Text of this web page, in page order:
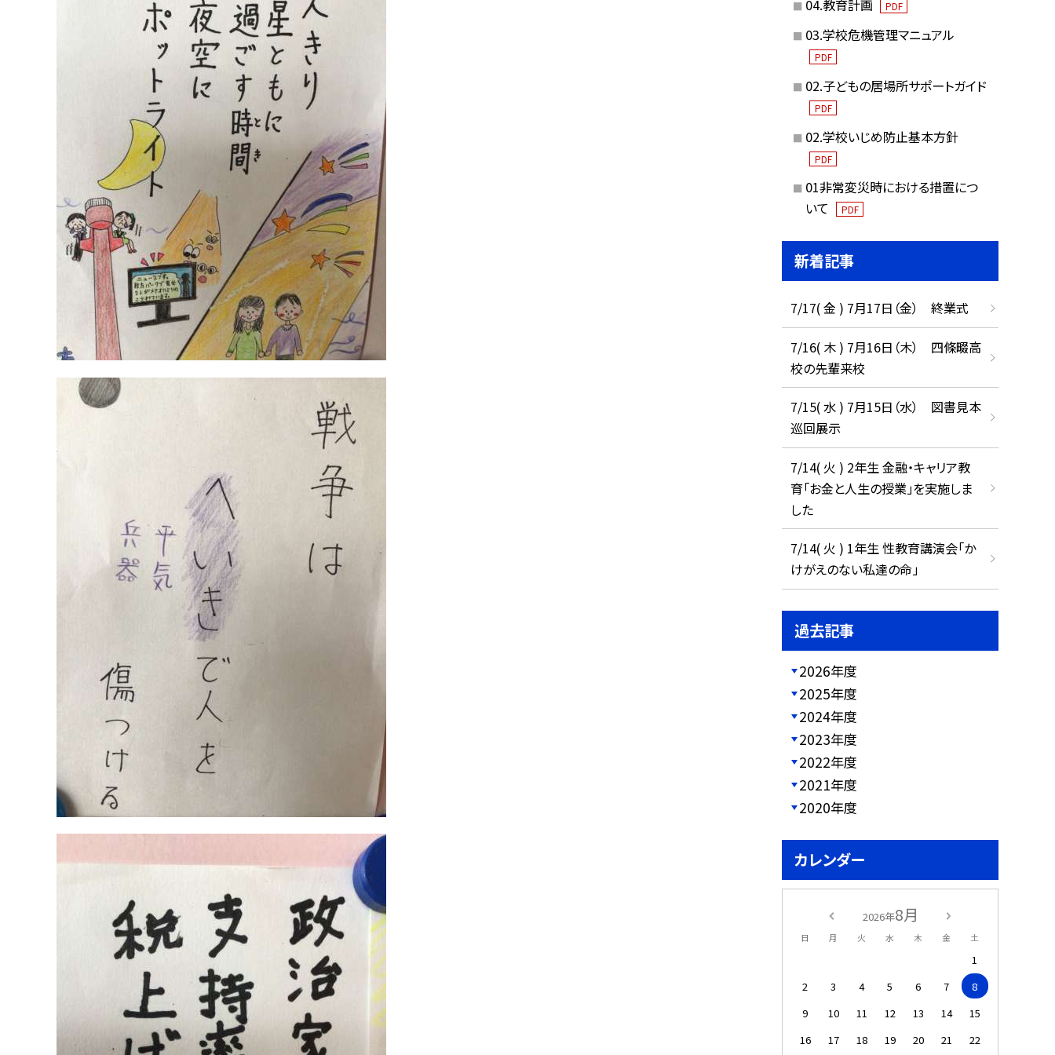
04.教育計画 PDF
03.学校危機管理マニュアル
PDF
02.子どもの居場所サポートガイド
PDF
02.学校いじめ防止基本方針
PDF
01非常変災時における措置につ
いて
PDF
新着記事
7/17( 金 ) 7月17日（金） 終業式
7/16( 木 ) 7月16日（木） 四條畷高
校の先輩来校
7/15( 水 ) 7月15日（水） 図書見本
巡回展示
7/14( 火 ) 2年生 金融・キャリア教
育「お金と人生の授業」を実施しま
した
7/14( 火 ) 1年生 性教育講演会「か
けがえのない私達の命」
過去記事
2026年度
2025年度
2024年度
2023年度
2022年度
2021年度
2020年度
カレンダー
2026年8月
日 月 火 水 木 金 土
1
2
3 4 5 6 7
8
9
10 11 12 13 14
15
16
17 18 19 20 21 22